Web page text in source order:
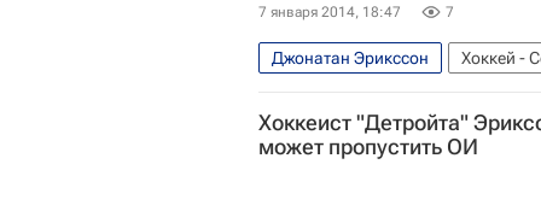
7 января 2014, 18:47 7
Джонатан Эрикссон Хоккей -
Мультимедийный спортивный
Зимние Олимпийские игры 2014
Хоккеист "Детройта"
может пропустить ОИ